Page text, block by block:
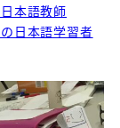
本語教師
日本語学習者